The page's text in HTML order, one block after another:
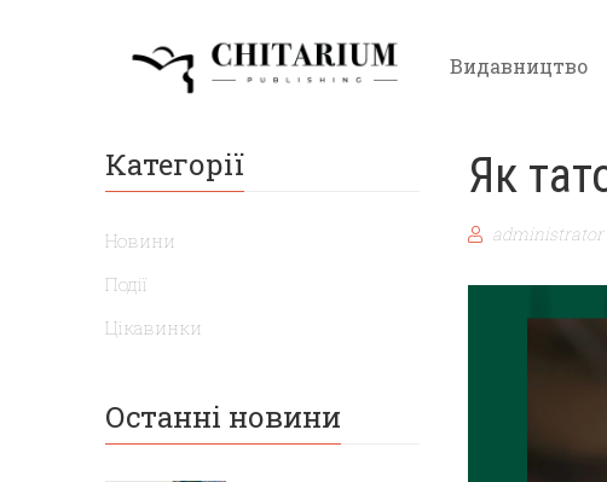
Видавництво
Як
administrator
Категорії
Новини
Події
Цікавинки
Останні новини